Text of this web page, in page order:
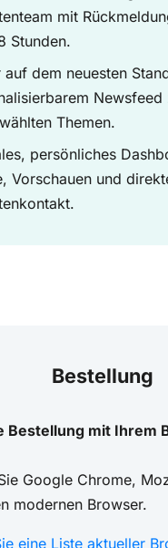
mit
Stunden.
auf dem neuesten
Newsfeed
Themen.
persönliches
Vorschauen und
Bestellung
Bestellung mit Ihrem
Google Chrome,
modernen Browser.
eine Liste aktueller